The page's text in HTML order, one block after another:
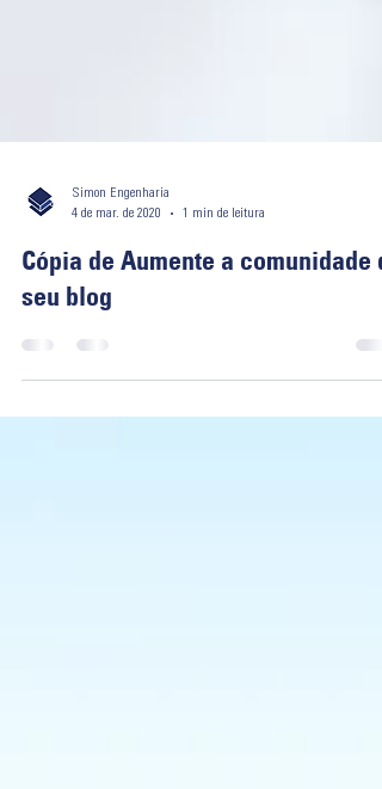
4 de mar. de 2020
1 min de leitura
Cópia de Aumente a comunidade
seu blog